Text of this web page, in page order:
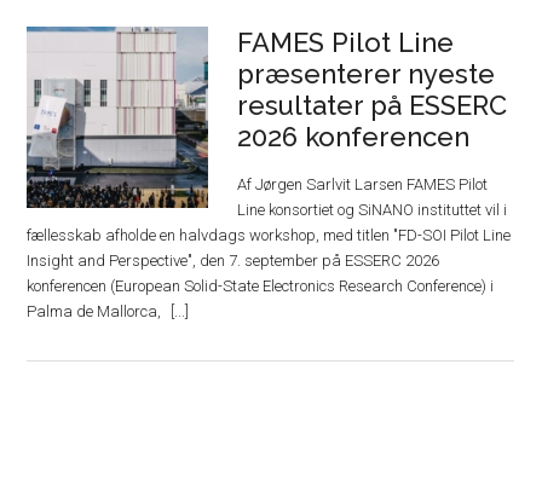
FAMES Pilot Line
præsenterer nyeste
resultater på ESSERC
2026 konferencen
Af Jørgen Sarlvit Larsen FAMES Pilot
Line konsortiet og SiNANO instituttet vil i
fællesskab afholde en halvdags workshop, med titlen "FD-SOI Pilot Line
Insight and Perspective", den 7. september på ESSERC 2026
konferencen (European Solid-State Electronics Research Conference) i
Palma de Mallorca,